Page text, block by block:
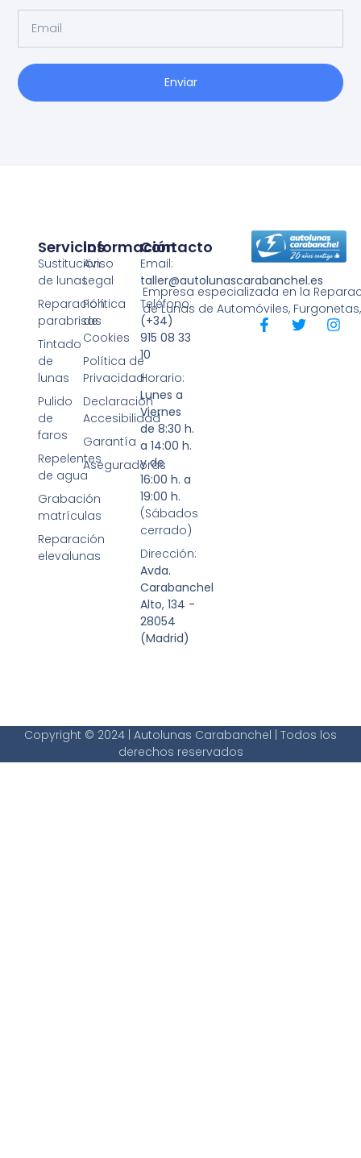
Enviar
Empresa especializada en la
de Lunas de Automóviles,
Servicios
Sustitución
de lunas
Reparación
parabrisas
Tintado
de
lunas
Pulido
de
faros
Repelentes
de agua
Grabación
matrículas
Reparación
elevalunas
Información
Aviso
Legal
Política
de
Cookies
Política de
Privacidad
Declaración
Accesibilidad
Garantía
Aseguradoras
Contacto
Email:
taller@autolunascarabanchel.es
Teléfono:
(+34)
915 08 33
10
Horario:
Lunes a
Viernes
de 8:30 h.
a 14:00 h.
y de
16:00 h. a
19:00 h.
(Sábados
cerrado)
Dirección:
Avda.
Carabanchel
Alto, 134 -
28054
(Madrid)
Copyright © 2024 | Autolunas Carabanchel | Todos los
derechos reservados